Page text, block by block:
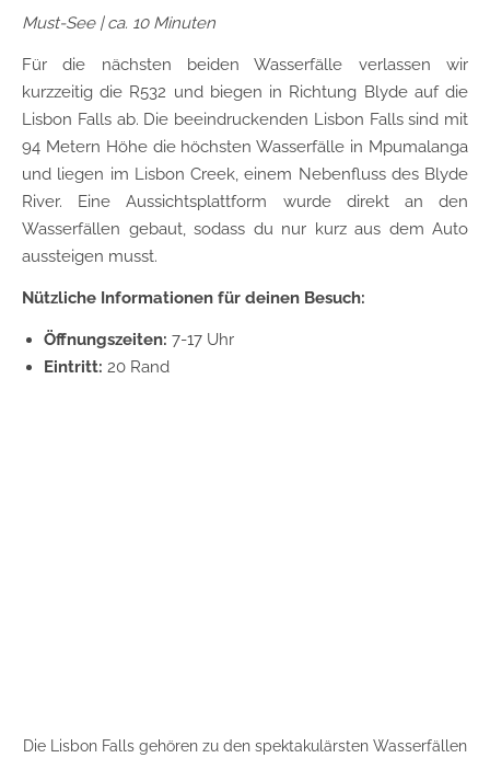
Must-See | ca. 10 Minuten
Für die nächsten beiden Wasserfälle verlassen wir
kurzzeitig die R532 und biegen in Richtung Blyde auf die
Lisbon Falls ab. Die beeindruckenden Lisbon Falls sind mit
94 Metern Höhe die höchsten Wasserfälle in Mpumalanga
und liegen im Lisbon Creek, einem Nebenfluss des Blyde
River. Eine Aussichtsplattform wurde direkt an den
Wasserfällen gebaut, sodass du nur kurz aus dem Auto
aussteigen musst.
Nützliche Informationen für deinen Besuch:
Öffnungszeiten: 7-17 Uhr
Eintritt: 20 Rand
Die Lisbon Falls gehören zu den spektakulärsten Wasserfällen